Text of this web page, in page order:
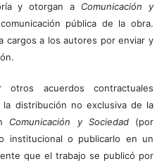
y otorgan a Comunicación y
pública de la obra.
cargos a los autores por enviar y
otros acuerdos contractuales
distribución no exclusiva de la
Comunicación y Sociedad(por
institucional o publicarlo en un
que el trabajo se publicó por